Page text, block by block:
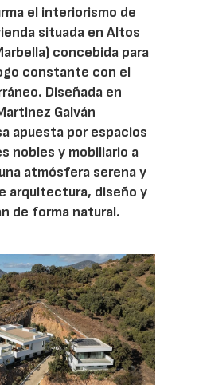
el interiorismo de
situada en Altos
concebida para
constante con el
Diseñada en
Galván
apuesta por espacios
nobles y mobiliario a
atmósfera serena y
arquitectura, diseño y
de forma natural.